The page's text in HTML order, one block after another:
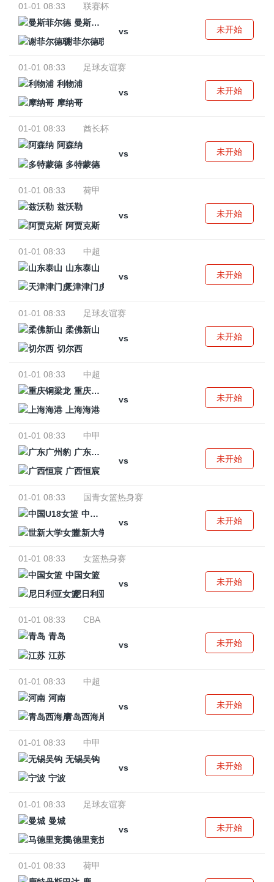
01-01 08:33
联赛杯
曼斯菲尔德
vs
谢菲尔德联
未开始
01-01 08:33
足球友谊赛
利物浦
vs
摩纳哥
未开始
01-01 08:33
酋长杯
阿森纳
vs
多特蒙德
未开始
01-01 08:33
荷甲
兹沃勒
vs
阿贾克斯
未开始
01-01 08:33
中超
山东泰山
vs
天津津门虎
未开始
01-01 08:33
足球友谊赛
柔佛新山
vs
切尔西
未开始
01-01 08:33
中超
重庆铜梁龙
vs
上海海港
未开始
01-01 08:33
中甲
广东广州豹
vs
广西恒宸
未开始
01-01 08:33
国青女篮热身赛
中国U18女篮
vs
世新大学女篮
未开始
01-01 08:33
女篮热身赛
中国女篮
vs
尼日利亚女篮
未开始
01-01 08:33
CBA
青岛
vs
江苏
未开始
01-01 08:33
中超
河南
vs
青岛西海岸
未开始
01-01 08:33
中甲
无锡吴钩
vs
宁波
未开始
01-01 08:33
足球友谊赛
曼城
vs
马德里竞技
未开始
01-01 08:33
荷甲